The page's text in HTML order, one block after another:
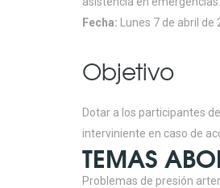
Fecha: Lunes 7 de abril de
Objetivo
Dotar a los participantes
interviniente en caso de
TEMAS
Problemas de presión